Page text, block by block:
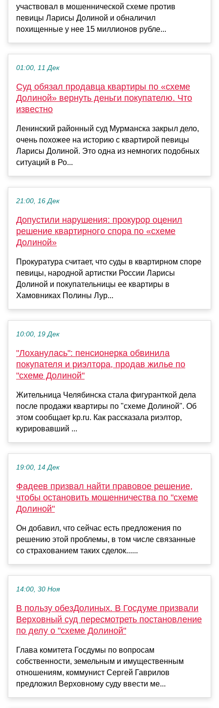
участвовал в мошеннической схеме против
певицы Ларисы Долиной и обналичил
похищенные у нее 15 миллионов рубле...
01:00, 11 Дек
Суд обязал продавца квартиры по «схеме
Долиной» вернуть деньги покупателю. Что
известно
Ленинский районный суд Мурманска закрыл дело,
очень похожее на историю с квартирой певицы
Ларисы Долиной. Это одна из немногих подобных
ситуаций в Ро...
21:00, 16 Дек
Допустили нарушения: прокурор оценил
решение квартирного спора по «схеме
Долиной»
Прокуратура считает, что суды в квартирном споре
певицы, народной артистки России Ларисы
Долиной и покупательницы ее квартиры в
Хамовниках Полины Лур...
10:00, 19 Дек
"Лоханулась": пенсионерка обвинила
покупателя и риэлтора, продав жилье по
"схеме Долиной"
Жительница Челябинска стала фигуранткой дела
после продажи квартиры по "схеме Долиной". Об
этом сообщает kp.ru. Как рассказала риэлтор,
курировавший ...
19:00, 14 Дек
Фадеев призвал найти правовое решение,
чтобы остановить мошенничества по "схеме
Долиной"
Он добавил, что сейчас есть предложения по
решению этой проблемы, в том числе связанные
со страхованием таких сделок......
14:00, 30 Ноя
В пользу обезДолиных. В Госдуме призвали
Верховный суд пересмотреть постановление
по делу о "схеме Долиной"
Глава комитета Госдумы по вопросам
собственности, земельным и имущественным
отношениям, коммунист Сергей Гаврилов
предложил Верховному суду ввести ме...